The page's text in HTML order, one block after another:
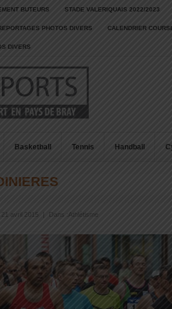
BUTEURS STADE VALERIQUAIS 2022/2023
PHOTOS DIVERS CALENDRIER
DIVERS
Basketball Tennis Handball
21 avril 2015 Dans : Athlétisme